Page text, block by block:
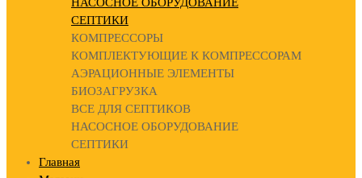
СЕПТИКИ
КОМПРЕССОРЫ
КОМПЛЕКТУЮЩИЕ К КОМПРЕССОРАМ
АЭРАЦИОННЫЕ ЭЛЕМЕНТЫ
БИОЗАГРУЗКА
ВСЕ ДЛЯ СЕПТИКОВ
НАСОСНОЕ ОБОРУДОВАНИЕ
СЕПТИКИ
Главная